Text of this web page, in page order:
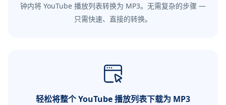
钟内将 YouTube 播放列表转换为 MP3。无需复杂的步骤 —
只需快速、直接的转换。
轻松将整个 YouTube 播放列表下载为 MP3